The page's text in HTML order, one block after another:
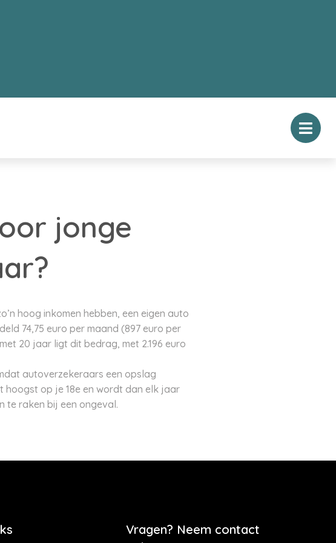
jonge
hoog inkomen hebben, een eigen auto
74,75 euro per maand (897 euro per
20 jaar ligt dit bedrag, met 2.196 euro
autoverzekeraars een opslag
hoogst op je 18e en wordt dan elk jaar
te raken bij een ongeval.
Vragen? Neem contact